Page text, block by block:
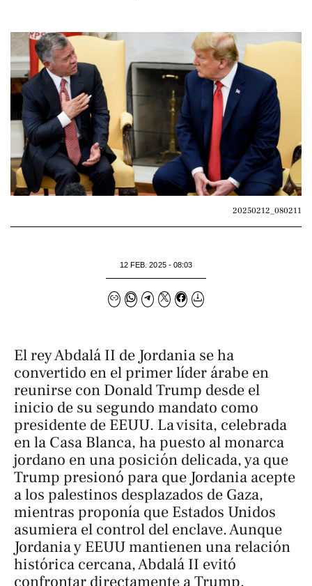
20250212_080211
12 FEB. 2025 - 08:03
El rey Abdalá II de Jordania se ha
convertido en el primer líder árabe en
reunirse con Donald Trump desde el
inicio de su segundo mandato como
presidente de EEUU. La visita, celebrada
en la Casa Blanca, ha puesto al monarca
jordano en una posición delicada, ya que
Trump presionó para que Jordania acepte
a los palestinos desplazados de Gaza,
mientras proponía que Estados Unidos
asumiera el control del enclave. Aunque
Jordania y EEUU mantienen una relación
histórica cercana, Abdalá II evitó